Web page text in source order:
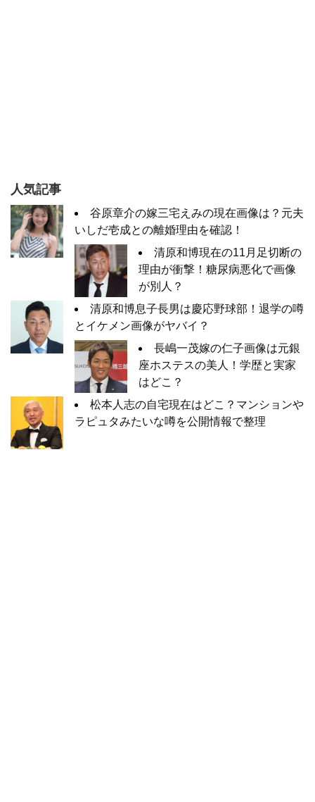
人気記事
谷原章介の嫁三宅えみの現在画像は？元夫
いしだ壱成との離婚理由を確認！
清原和博現在の11月足切断の
理由が衝撃！糖尿病悪化で画像
が別人？
清原和博息子長男は慶応野球部！退学の噂
とイケメン画像がヤバイ？
長嶋一茂嫁の仁子画像は元銀
座ホステスの美人！学歴と実家
はどこ？
松本人志の自宅現在はどこ？マンションや
ラピュタみたいな噂を公開情報で整理